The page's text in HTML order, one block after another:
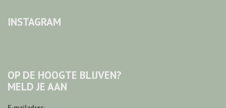
INSTAGRAM
OP DE HOOGTE BLIJVEN?
MELD JE AAN